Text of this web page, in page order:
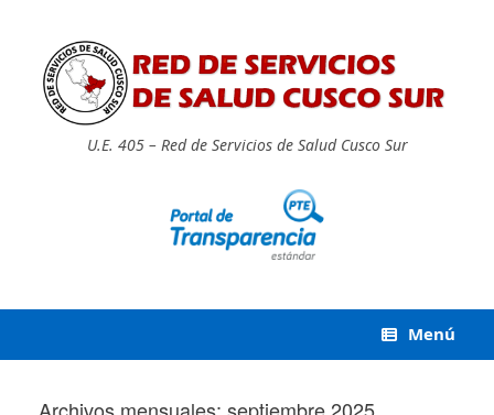
U.E. 405 – Red de Servicios de Salud Cusco Sur
Menú